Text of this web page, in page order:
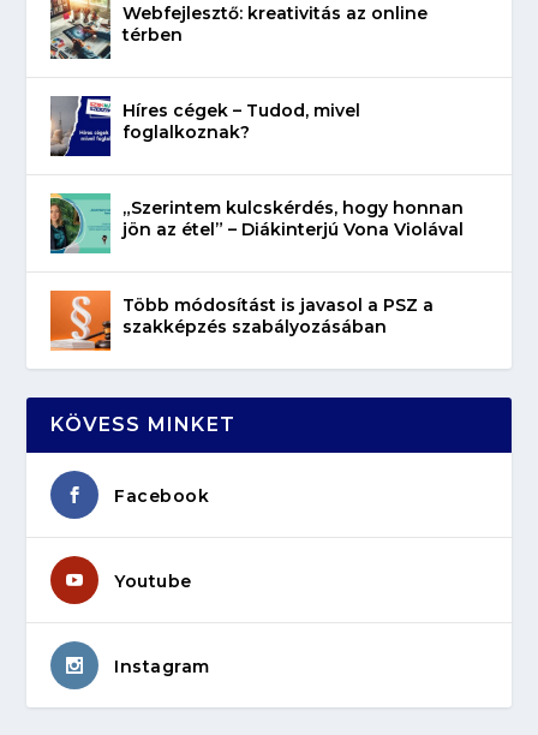
Webfejlesztő: kreativitás az online
térben
Híres cégek – Tudod, mivel
foglalkoznak?
„Szerintem kulcskérdés, hogy honnan
jön az étel” – Diákinterjú Vona Violával
Több módosítást is javasol a PSZ a
szakképzés szabályozásában
KÖVESS MINKET
Facebook
Youtube
Instagram